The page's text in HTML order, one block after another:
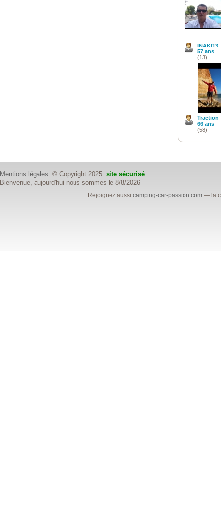
INAKI13
57 ans
(13)
Traction
66 ans
(58)
Mentions légales © Copyright 2025 site sécurisé
Bienvenue, aujourd'hui nous sommes le 8/8/2026
Rejoignez aussicamping-car-passion.com — la